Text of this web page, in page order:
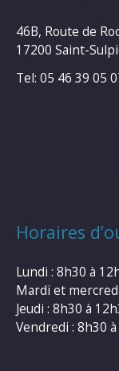
46B, Route de
17200 Saint-
Tel: 05 46 39 05
Horaires
Lundi : 8h30 à
Mardi et
Jeudi : 8h30 à
Vendredi : 8h30